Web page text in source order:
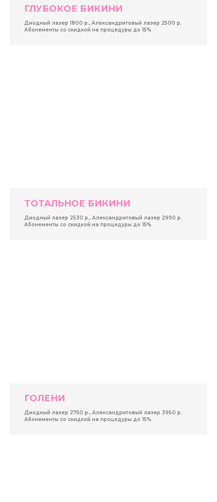
ГЛУБОКОЕ БИКИНИ
Диодный лазер 1800 р., Александритовый лазер 2500 р.
Абонементы со скидкой на процедуры до 15%
ТОТАЛЬНОЕ БИКИНИ
Диодный лазер 2530 р., Александритовый лазер 2990 р.
Абонементы со скидкой на процедуры до 15%
ГОЛЕНИ
Диодный лазер 2750 р., Александритовый лазер 3960 р.
Абонементы со скидкой на процедуры до 15%